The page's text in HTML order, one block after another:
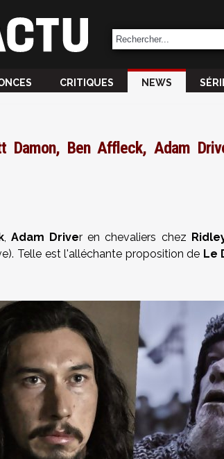
CRITIQUES NEWS
Damon, Ben Affleck, Adam
,Adam Driver en chevaliers chez
Telle est l'alléchante proposition de Le